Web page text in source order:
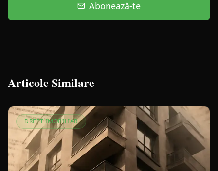
Abonează-te
Articole Similare
DREPT IMOBILIAR